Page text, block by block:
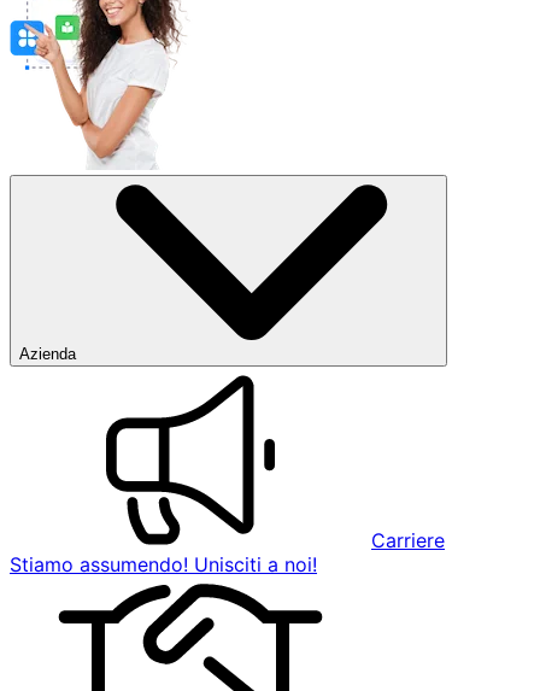
Azienda
Carriere
Stiamo assumendo! Unisciti a noi!